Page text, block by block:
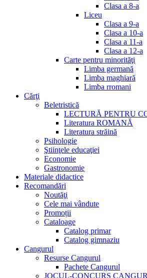
Clasa a 8-a
Liceu
Clasa a 9-a
Clasa a 10-a
Clasa a 11-a
Clasa a 12-a
Carte pentru minorităţi
Limba germană
Limba maghiară
Limba rromani
Cărţi
Beletristică
LECTURĂ PENTRU
Literatura ROMANĂ
Literatura străină
Psihologie
Ştiinţele educaţiei
Economie
Gastronomie
Materiale didactice
Recomandări
Noutăţi
Cele mai vândute
Promoții
Cataloage
Catalog primar
Catalog gimnaziu
Cangurul
Resurse Cangurul
Pachete Cangurul
JOCUL-CONCURS